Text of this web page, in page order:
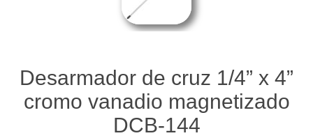
Desarmador de cruz 1/4” x 4”
cromo vanadio magnetizado
DCB-144